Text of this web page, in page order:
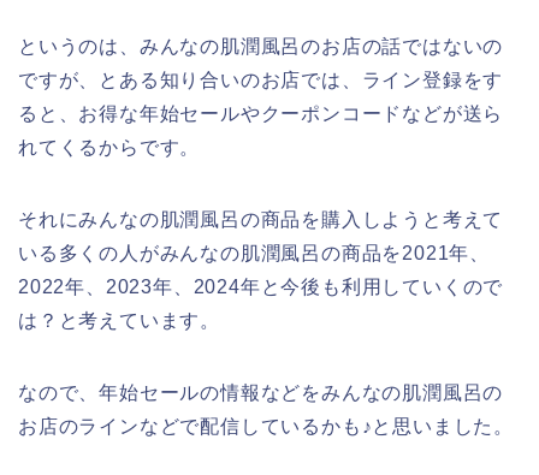
というのは、みんなの肌潤風呂のお店の話ではないの
ですが、とある知り合いのお店では、ライン登録をす
ると、お得な年始セールやクーポンコードなどが送ら
れてくるからです。
それにみんなの肌潤風呂の商品を購入しようと考えて
いる多くの人がみんなの肌潤風呂の商品を2021年、
2022年、2023年、2024年と今後も利用していくので
は？と考えています。
なので、年始セールの情報などをみんなの肌潤風呂の
お店のラインなどで配信しているかも♪と思いました。